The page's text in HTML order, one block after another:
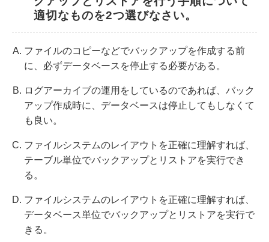
適切なものを2つ選びなさい。
ファイルのコピーなどでバックアップを作成する前
に、必ずデータベースを停止する必要がある。
ログアーカイブの運用をしているのであれば、バック
アップ作成時に、データベースは停止してもしなくて
も良い。
ファイルシステムのレイアウトを正確に理解すれば、
テーブル単位でバックアップとリストアを実行でき
る。
ファイルシステムのレイアウトを正確に理解すれば、
データベース単位でバックアップとリストアを実行で
きる。